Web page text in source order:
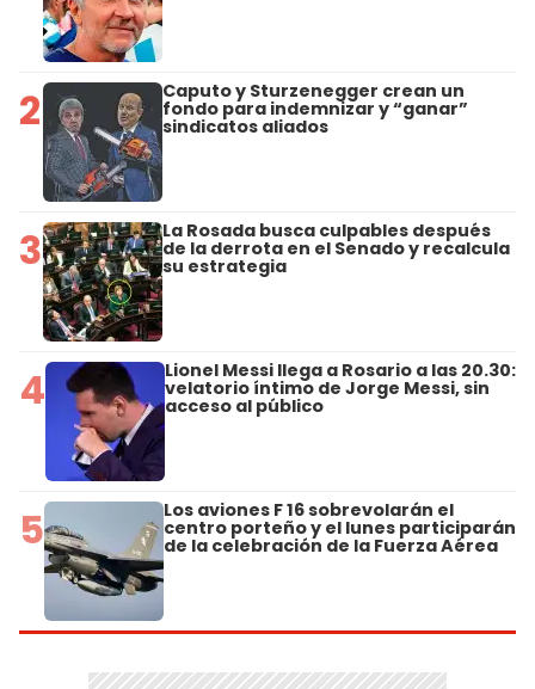
2 Caputo y Sturzenegger crean un
fondo para indemnizar y “ganar”
sindicatos aliados
3 La Rosada busca culpables después
de la derrota en el Senado y recalcula
su estrategia
4 Lionel Messi llega a Rosario a las 20.30:
velatorio íntimo de Jorge Messi, sin
acceso al público
5 Los aviones F 16 sobrevolarán el
centro porteño y el lunes participarán
de la celebración de la Fuerza Aérea